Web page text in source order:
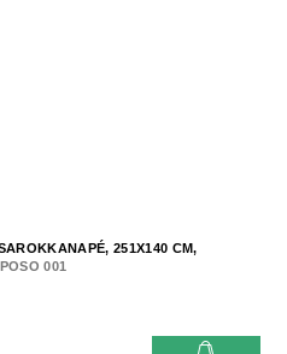
251X140 CM,
POSO 001